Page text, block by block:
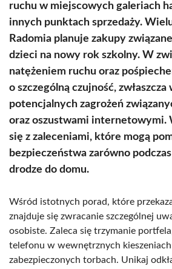
ruchu w miejscowych galeriach
innych punktach sprzedaży.
Radomia planuje zakupy
dzieci na nowy rok szkolny. W
natężeniem ruchu oraz
o szczególną czujność,
potencjalnych zagrożeń
oraz oszustwami internetowymi.
się z zaleceniami, które mogą
bezpieczeństwa zarówno
drodze do domu.
Wśród istotnych porad, które
znajduje się zwracanie szczególnej
osobiste. Zaleca się trzymanie
telefonu w wewnętrznych
zabezpieczonych torbach. Unikaj